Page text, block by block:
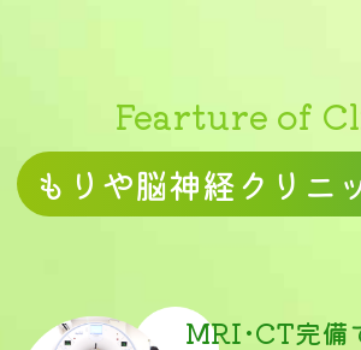
Fearture of
もりや脳神経クリニ
MRI･CT完備